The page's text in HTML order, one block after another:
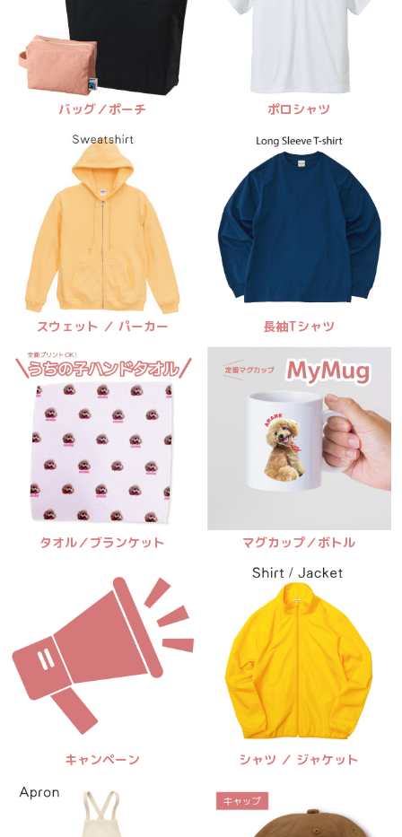
バッグ／ポーチ ポロシャツ
スウェット ／ パーカー 長袖Tシャツ
タオル／ブランケット マグカップ／ボトル
キャンペーン シャツ ／ ジャケット